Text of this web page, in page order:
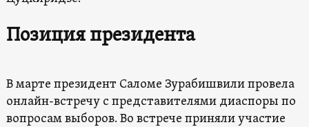
Позиция президента
В марте президент Саломе Зурабишвили провела
онлайн-встречу с представителями диаспоры по
вопросам выборов. Во встрече приняли участие